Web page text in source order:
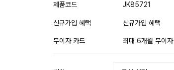
제품코드 JK85721
신규가입 혜택 신규가입 혜택
무이자 카드 최대 6개월 무이자